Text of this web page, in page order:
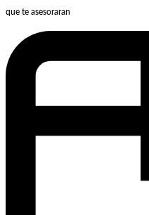
que te asesoraran